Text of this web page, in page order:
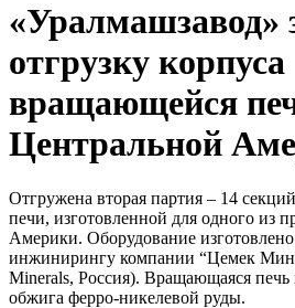
«Уралмашзавод»
отгрузку корпуса
вращающейся
Центральной
Отгружена вторая партия – 14
печи, изготовленной для одного из
Америки. Оборудование изготовлено
инжинирингу компании “Цемек
Minerals, Россия). Вращающаяся печь
обжига ферро-никелевой руды.